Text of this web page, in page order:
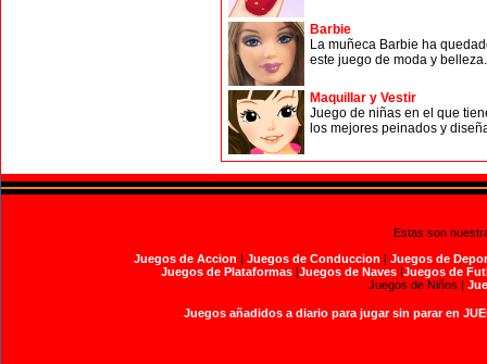
Barbie
La muñeca Barbie ha
este juego de moda y belleza.
Maquillar y Vestir
Juego de niñas en el que
los mejores peinados y
Estas son
Juegos de Accion | Juegos de Conduccion | Juegos de
Juegos de Plataformas|Juegos de Naves|Juegos de
Juegos de Niños |
Juegos añadidos a diario para jugar sin parar en